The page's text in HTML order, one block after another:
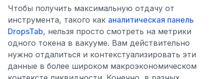
Чтобы получить максимальную отдачу от
инструмента, такого как аналитическая панель
DropsTab, нельзя просто смотреть на метрики
одного токена в вакууме. Вам действительно
нужно отдалиться и контекстуализировать эти
данные в более широком макроэкономическом